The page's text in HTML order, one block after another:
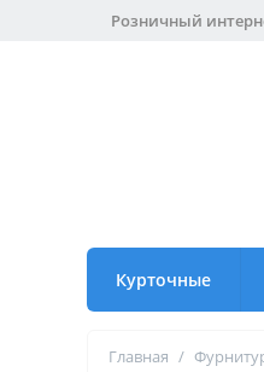
Розничный
Курточные
Главная /